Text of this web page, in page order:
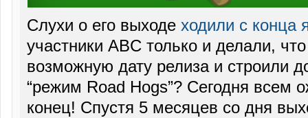
Слухи о его выходе ходили с конца
участники ABC только и делали,
возможную дату релиза и строили
“режим Road Hogs”? Сегодня всем
конец! Спустя 5 месяцев со дня